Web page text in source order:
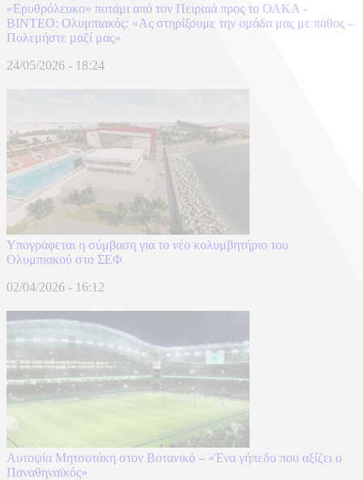
«Ερυθρόλευκο» ποτάμι από τον Πειραιά προς το ΟΑΚΑ -
BINTEO: Ολυμπιακός: «Ας στηρίξουμε την ομάδα μας με πάθος –
Πολεμήστε μαζί μας»
24/05/2026 - 18:24
Υπογράφεται η σύμβαση για το νέο κολυμβητήριο του
Ολυμπιακού στο ΣΕΦ
02/04/2026 - 16:12
Αυτοψία Μητσοτάκη στον Βοτανικό – «Ένα γήπεδο που αξίζει ο
Παναθηναϊκός»